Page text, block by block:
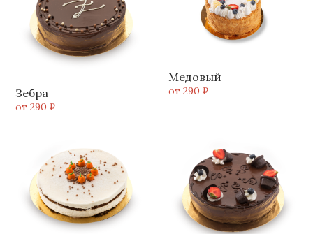
Зебра
от 290 ₽
Медовый
от 290 ₽